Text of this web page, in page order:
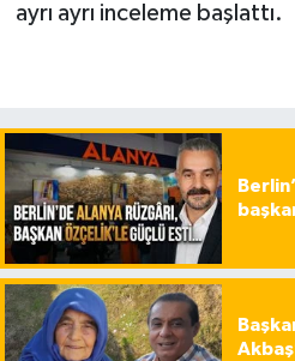
ayrı ayrı inceleme başlattı.